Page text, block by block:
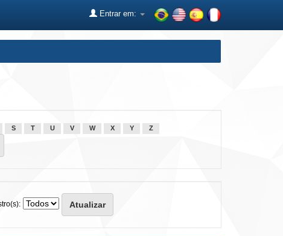
Entrar em:
S T U V W X Y Z